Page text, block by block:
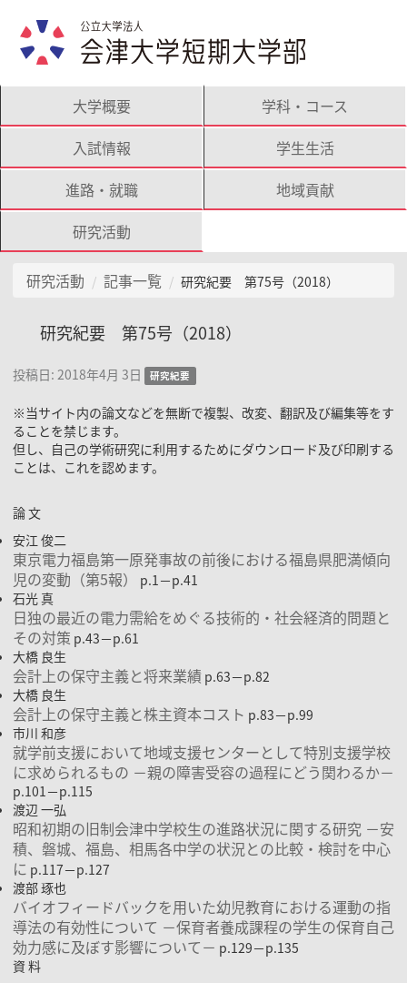
大学概要
学科・コース
入試情報
学生生活
進路・就職
地域貢献
研究活動
研究活動 記事一覧 研究紀要 第75号（2018）
研究紀要 第75号（2018）
投稿日: 2018年4月 3日 研究紀要
※当サイト内の論文などを無断で複製、改変、翻訳及び編集等をす
ることを禁じます。
但し、自己の学術研究に利用するためにダウンロード及び印刷する
ことは、これを認めます。
論 文
安江 俊二
東京電力福島第一原発事故の前後における福島県肥満傾向
児の変動（第5報）
p.1－p.41
石光 真
日独の最近の電力需給をめぐる技術的・社会経済的問題と
その対策 p.43－p.61
大橋 良生
会計上の保守主義と将来業績 p.63－p.82
大橋 良生
会計上の保守主義と株主資本コスト p.83－p.99
市川 和彦
就学前支援において地域支援センターとして特別支援学校
に求められるもの －親の障害受容の過程にどう関わるか－
p.101－p.115
渡辺 一弘
昭和初期の旧制会津中学校生の進路状況に関する研究 －安
積、磐城、福島、相馬各中学の状況との比較・検討を中心
に p.117－p.127
渡部 琢也
バイオフィードバックを用いた幼児教育における運動の指
導法の有効性について －保育者養成課程の学生の保育自己
効力感に及ぼす影響について－ p.129－p.135
資 料